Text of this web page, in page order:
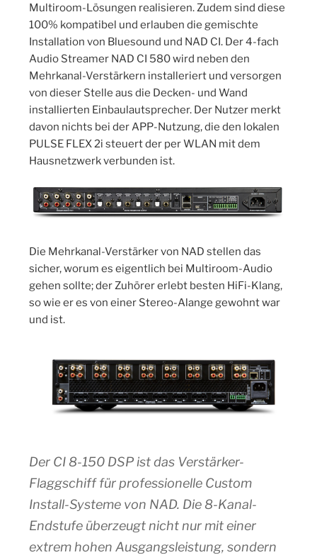
Multiroom-Lösungen realisieren. Zudem sind diese
100% kompatibel und erlauben die gemischte
Installation von Bluesound und NAD CI. Der 4-fach
Audio Streamer NAD CI 580 wird neben den
Mehrkanal-Verstärkern installeriert und versorgen
von dieser Stelle aus die Decken- und Wand
installierten Einbaulautsprecher. Der Nutzer merkt
davon nichts bei der APP-Nutzung, die den lokalen
PULSE FLEX 2i steuert der per WLAN mit dem
Hausnetzwerk verbunden ist.
Die Mehrkanal-Verstärker von NAD stellen das
sicher, worum es eigentlich bei Multiroom-Audio
gehen sollte; der Zuhörer erlebt besten HiFi-Klang,
so wie er es von einer Stereo-Alange gewohnt war
und ist.
Der CI 8-150 DSP ist das Verstärker-
Flaggschiff für professionelle Custom
Install-Systeme von NAD. Die 8-Kanal-
Endstufe überzeugt nicht nur mit einer
extrem hohen Ausgangsleistung, sondern